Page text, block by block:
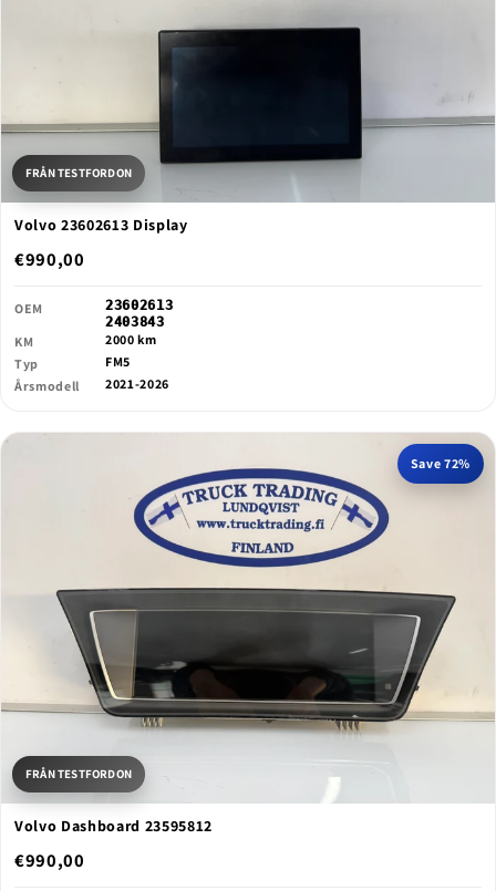
FRÅN TESTFORDON
Volvo 23602613 Display
€990,00
OEM
23602613
2403843
KM
2000 km
Typ
FM5
Årsmodell
2021-2026
Save 72%
FRÅN TESTFORDON
Volvo Dashboard 23595812
€990,00